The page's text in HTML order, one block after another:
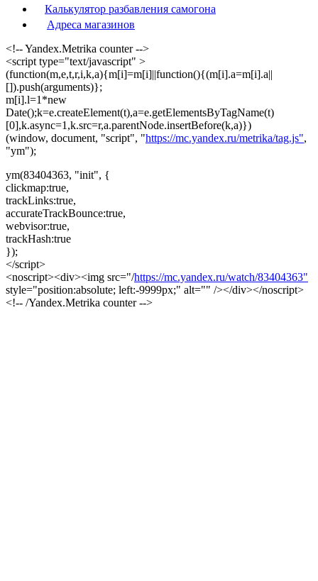
Калькулятор разбавления самогона
Адреса магазинов
<!-- Yandex.Metrika counter -->
<script type="text/javascript" >
(function(m,e,t,r,i,k,a){m[i]=m[i]||function(){(m[i].a=m[i].a||
[]).push(arguments)};
m[i].l=1*new
Date();k=e.createElement(t),a=e.getElementsByTagName(t)
[0],k.async=1,k.src=r,a.parentNode.insertBefore(k,a)})
(window, document, "script", "https://mc.yandex.ru/metrika/tag.js",
"ym");
ym(83404363, "init", {
clickmap:true,
trackLinks:true,
accurateTrackBounce:true,
webvisor:true,
trackHash:true
});
</script>
<noscript><div><img src="/https://mc.yandex.ru/watch/83404363"
style="position:absolute; left:-9999px;" alt="" /></div></noscript>
<!-- /Yandex.Metrika counter -->